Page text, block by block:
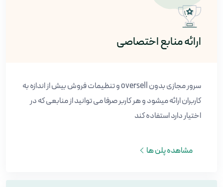
ارائه منابع اختصاصی
سرور مجازی بدون oversell و تنظیمات فروش بیش از اندازه به
کاربران ارائه میشود و هر کاربر صرفا می توانید از منابعی که در
اختیار دارد استفاده کند
مشاهده پلن ها